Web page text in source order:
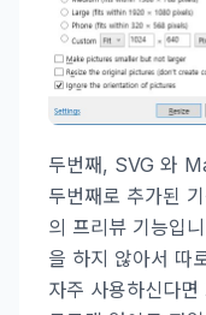
두번째, SVG 와
두번째로 추가된
의 프리뷰 기능입
을 하지 않아서 따
자주 사용하신다